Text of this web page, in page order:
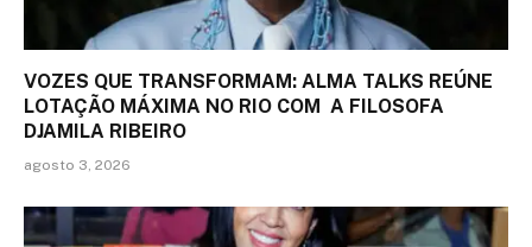
VOZES QUE TRANSFORMAM: ALMA TALKS REÚNE
LOTAÇÃO MÁXIMA NO RIO COM A FILOSOFA
DJAMILA RIBEIRO
agosto 3, 2026